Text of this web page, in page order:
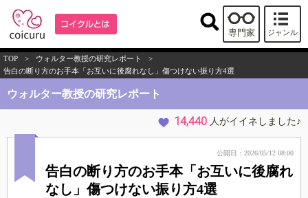
ジャンル
専門家
TOP > ウォルター教授の研究レポート
>
告白の断り方のお手本「お互いに後腐れなし」傷つけない振り方4選
ウォルター教授の研究レポート
14,440 人がイイネしました♪
公開日：2026/05/12 08:00
告白の断り方のお手本「お互いに後腐れ
なし」傷つけない振り方4選